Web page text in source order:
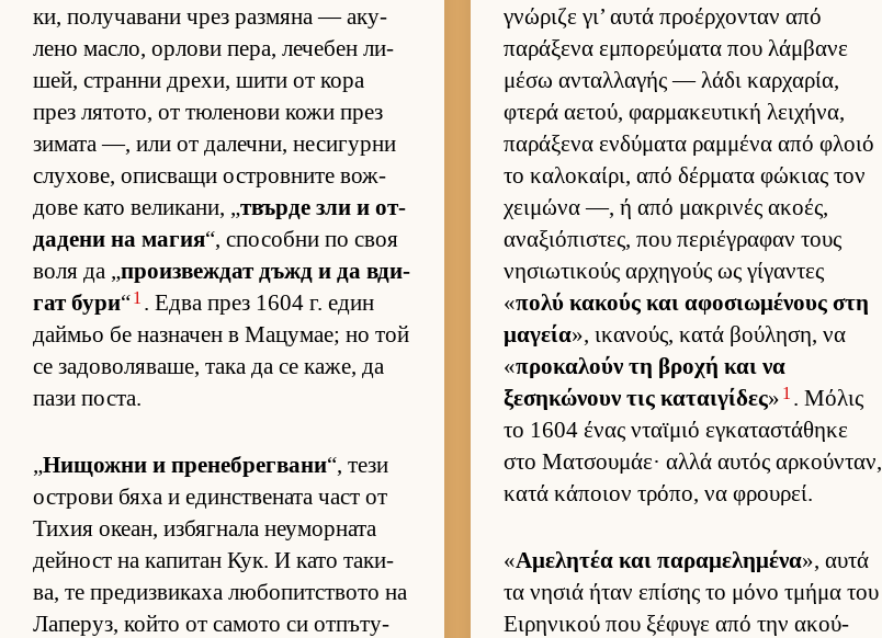
ки, по­лу­ча­вани чрез раз­мяна — аку­
лено мас­ло, ор­лови пе­ра, ле­че­бен ли­
шей, странни дре­хи, шити от кора
през ля­то­то, от тю­ле­нови кожи през
зи­мата —, или от да­леч­ни, не­си­гурни
слу­хо­ве, опис­ващи ос­т­ров­ните вож­
дове като ве­ли­ка­ни, „твърде зли и от­
да­дени на ма­гия“, спо­собни по своя
воля да „про­из­веж­дат дъжд и да вди­
гат бури“1 . Едва през 1604 г. един
дай­мьо бе наз­на­чен в Ма­цу­мае; но той
се за­до­во­ля­ва­ше, така да се ка­же, да
пази пос­та.
„Ни­щожни и пре­неб­рег­вани“, тези
ос­т­рови бяха и един­с­т­ве­ната част от
Ти­хия оке­ан, из­бяг­нала не­у­мор­ната
дей­ност на ка­пи­тан Кук. И като та­ки­
ва, те пре­диз­ви­каха лю­бо­пит­с­твото на
Ла­пе­руз, който от са­мото си от­пъ­ту­
γνώριζε γι’ αυτά προέρ­χονταν από
παράξενα εμπορεύ­ματα που λάμ­βανε
μέσω ανταλ­λαγής — λάδι καρ­χαρία,
φτερά αετού, φαρ­μακευ­τική λει­χήνα,
παράξενα εν­δύματα ραμ­μένα από φλοιό
το καλοκαί­ρι, από δέρ­ματα φώκιας τον
χει­μώνα —, ή από μακρινές ακοές,
αναξιόπιστες, που περιέγραφαν τους
νησιω­τικούς αρ­χηγούς ως γίγαντες
«πολύ κακούς και αφοσιω­μένους στη
μαγεία», ικανούς, κατά βού­ληση, να
«προκαλούν τη βροχή και να
ξεσηκώνουν τις καται­γίδες» 1 . Μόλις
το 1604 ένας νταϊμιό εγκαταστάθηκε
στο Ματσου­μάε· αλλά αυ­τός αρ­κού­νταν,
κατά κάποιον τρόπο, να φρου­ρεί.
«Αμελητέα και παραμελημένα», αυτά
τα νησιά ήταν επίσης το μόνο τμήμα του
Ει­ρηνικού που ξέφυγε από την ακού­